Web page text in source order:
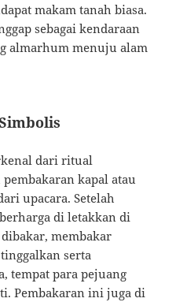
makam tanah biasa.
sebagai kendaraan
almarhum menuju alam
dari ritual
kapal atau
upacara. Setelah
di letakkan di
membakar
serta
tempat para pejuang
Pembakaran ini juga di